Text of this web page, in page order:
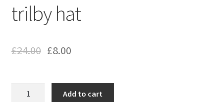
trilby hat
£24.00 £8.00
Add to cart